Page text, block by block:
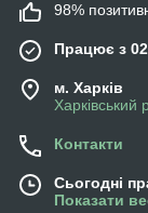
98%
Працює з
м. Харків
Харківський
Контакти
Сьогодні
Показати